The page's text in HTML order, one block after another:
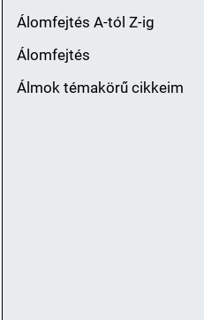
Álomfejtés A-tól Z-ig
Álomfejtés
Álmok témakörű cikkeim